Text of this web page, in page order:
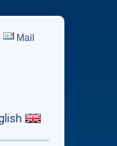
Mail